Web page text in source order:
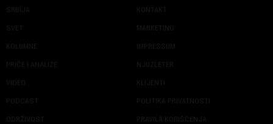
SRBIJA
SVET
KOLUMNE
PRIČE I ANALIZE
VIDEO
PODCAST
ODRŽIVOST
KONTAKT
MARKETING
IMPRESSUM
NJUZLETER
KLIJENTI
POLITIKA PRIVATNOSTI
PRAVILA KORIŠĆENJA